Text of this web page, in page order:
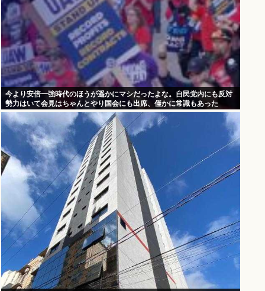
今より安倍一強時代のほうが遥かにマシだったよな。自民党内にも反対
勢力はいて会見はちゃんとやり国会にも出席、僅かに常識もあった